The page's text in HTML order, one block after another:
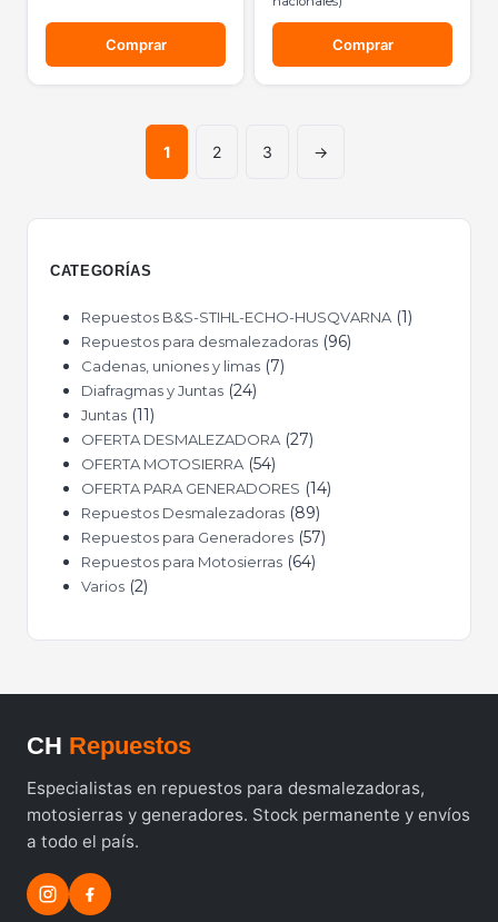
Comprar Comprar
1 2 3 →
CATEGORÍAS
Repuestos B&S-STIHL-ECHO-HUSQVARNA 1
Repuestos para desmalezadoras 96
Cadenas, uniones y limas 7
Diafragmas y Juntas 24
Juntas 11
OFERTA DESMALEZADORA 27
OFERTA MOTOSIERRA 54
OFERTA PARA GENERADORES 14
Repuestos Desmalezadoras 89
Repuestos para Generadores 57
Repuestos para Motosierras 64
Varios 2
CH Repuestos
Especialistas en repuestos para desmalezadoras,
motosierras y generadores. Stock permanente y envíos
a todo el país.